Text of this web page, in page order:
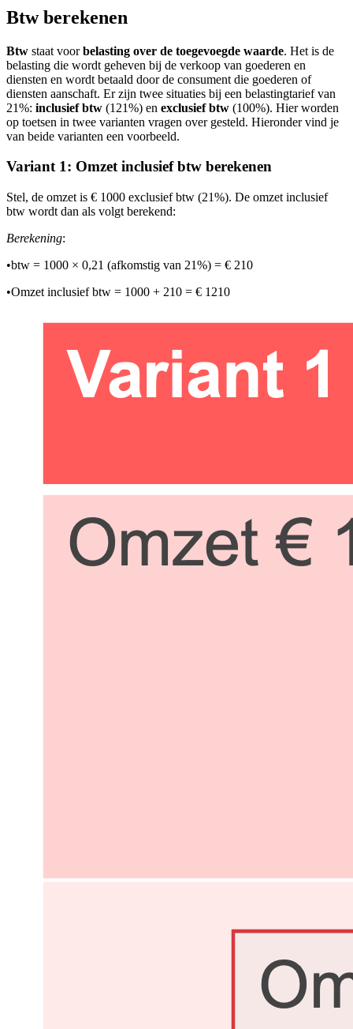
Btw berekenen
Btw staat voorbelasting over de toegevoegde waarde. Het is de
belasting die wordt geheven bij de verkoop van goederen en
diensten en wordt betaald door de consument die goederen of
diensten aanschaft. Er zijn twee situaties bij een belastingtarief van
21%: inclusief btw (121%) en exclusief btw (100%). Hier worden
op toetsen in twee varianten vragen over gesteld. Hieronder vind je
van beide varianten een voorbeeld.
Variant 1: Omzet inclusief btw berekenen
Stel, de omzet is € 1000 exclusief btw (21%). De omzet inclusief
btw wordt dan als volgt berekend:
Berekening:
•btw = 1000 × 0,21 (afkomstig van 21%) = € 210
•Omzet inclusief btw = 1000 + 210 = € 1210